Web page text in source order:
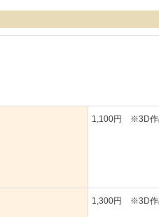
1,100円 ※3D作
1,300円 ※3D作